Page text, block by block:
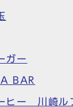
ガー
BAR
ヒー 川崎ル